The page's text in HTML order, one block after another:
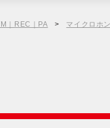
｜REC｜PA > マイクロホン